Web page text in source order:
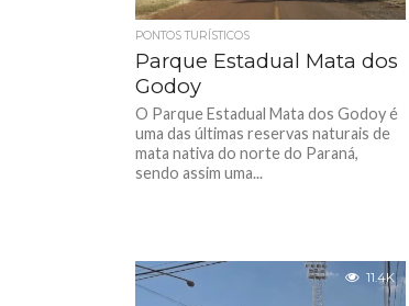
PONTOS TURÍSTICOS
Parque Estadual Mata dos
Godoy
O Parque Estadual Mata dos Godoy é
uma das últimas reservas naturais de
mata nativa do norte do Paraná,
sendo assim uma...
11.4K